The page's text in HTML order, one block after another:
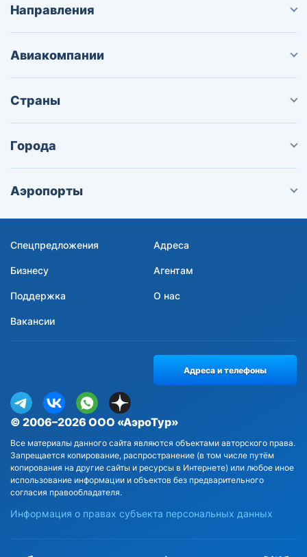
Направления
Авиакомпании
Страны
Города
Аэропорты
Спецпредложения Адреса
Бизнесу Агентам
Поддержка О нас
Вакансии
© 2006–2026 ООО «АэроТур»
Все материалы данного сайта являются объектами авторского права.
Запрещается копирование, распространение (в том числе путём
копирования на другие сайты и ресурсы в Интернете) или любое иное
использование информации и объектов без предварительного
согласия правообладателя.
Информация о правах субъекта персональных данных
Адреса и телефоны